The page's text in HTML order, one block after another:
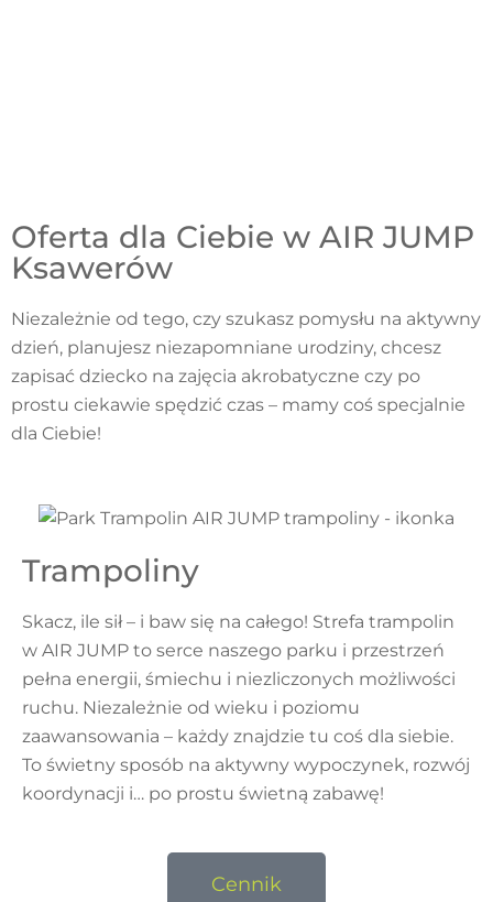
Oferta dla Ciebie w AIR JUMP
Ksawerów
Niezależnie od tego, czy szukasz pomysłu na aktywny
dzień, planujesz niezapomniane urodziny, chcesz
zapisać dziecko na zajęcia akrobatyczne czy po
prostu ciekawie spędzić czas – mamy coś specjalnie
dla Ciebie!
Trampoliny
Skacz, ile sił – i baw się na całego! Strefa trampolin
w AIR JUMP to serce naszego parku i przestrzeń
pełna energii, śmiechu i niezliczonych możliwości
ruchu. Niezależnie od wieku i poziomu
zaawansowania – każdy znajdzie tu coś dla siebie.
To świetny sposób na aktywny wypoczynek, rozwój
koordynacji i… po prostu świetną zabawę!
Cennik